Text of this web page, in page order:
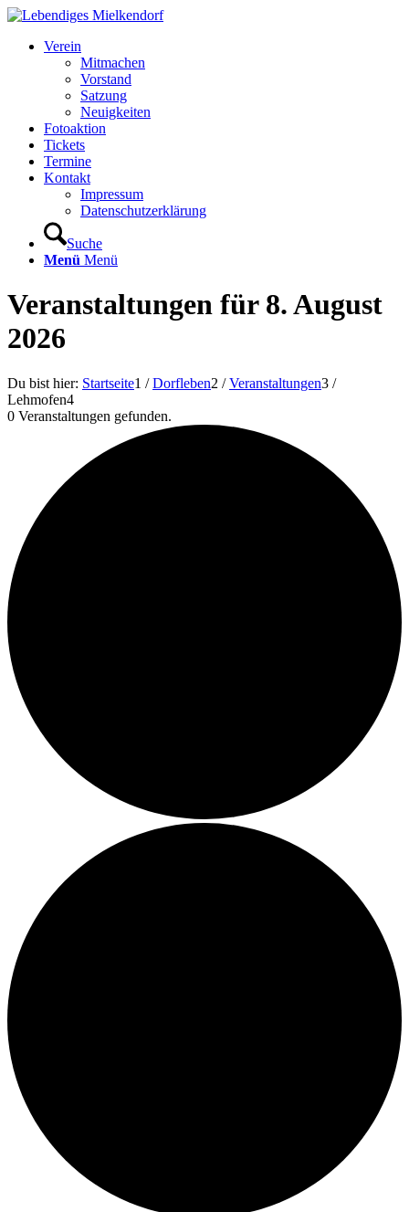
Verein
Mitmachen
Vorstand
Satzung
Neuigkeiten
Fotoaktion
Tickets
Termine
Kontakt
Impressum
Datenschutzerklärung
Suche
Menü Menü
Veranstaltungen für 8. August
2026
Du bist hier: Startseite1 / Dorfleben2 / Veranstaltungen3 /
Lehmofen4
0 Veranstaltungen gefunden.